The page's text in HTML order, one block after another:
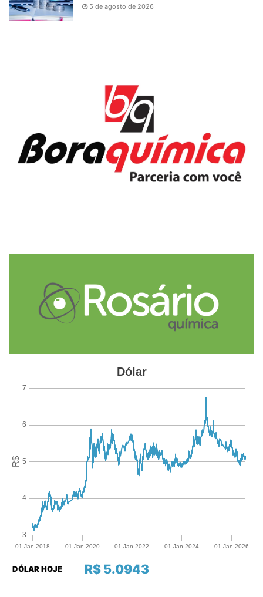
5 de agosto de 2026
R$ 5.0943
DÓLAR HOJE